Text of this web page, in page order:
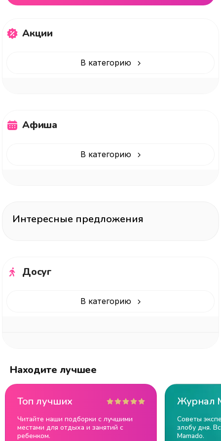
Акции
В категорию
Афиша
В категорию
Интересные предложения
Досуг
В категорию
Находите лучшее
Топ лучших
Читайте наши подборки с лучшими
местами для отдыха и занятий с
ребенком.
Журнал
Советы
злобу дня.
Mamado.